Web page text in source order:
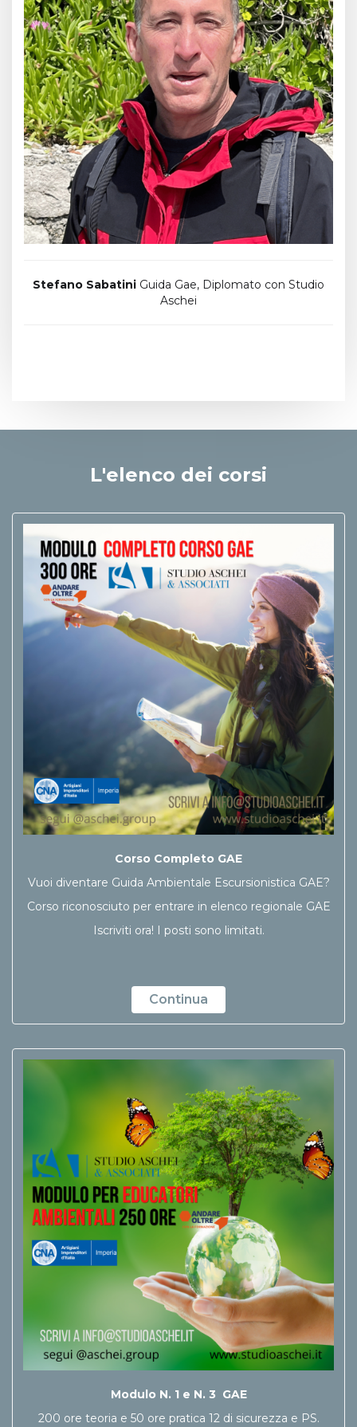
Stefano Sabatini Guida Gae, Diplomato con Studio
Aschei
L'elenco dei corsi
Corso Completo GAE
Vuoi diventare Guida Ambientale Escursionistica GAE?
Corso riconosciuto per entrare in elenco regionale GAE
Iscriviti ora! I posti sono limitati.
Continua
Modulo N. 1 e N. 3 GAE
200 ore teoria e 50 ore pratica 12 di sicurezza e PS.